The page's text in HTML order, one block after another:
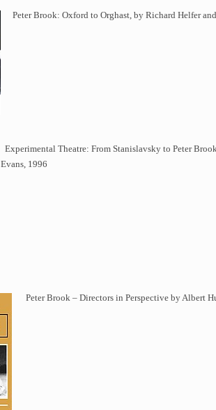
Peter Brook: Oxford to Orghast, by Richard Helfer
Experimental Theatre: From Stanislavsky to Peter
Evans, 1996
Peter Brook – Directors in Perspective by Albert